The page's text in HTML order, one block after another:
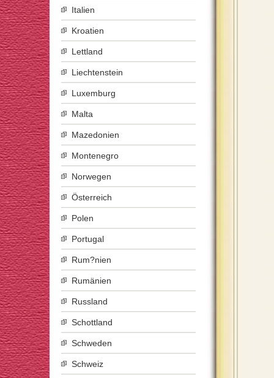
Italien
Kroatien
Lettland
Liechtenstein
Luxemburg
Malta
Mazedonien
Montenegro
Norwegen
Österreich
Polen
Portugal
Rum?nien
Rumänien
Russland
Schottland
Schweden
Schweiz